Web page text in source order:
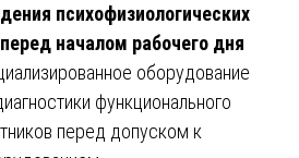
психофизиологических
началом рабочего дня
оборудование
функционального
перед допуском к